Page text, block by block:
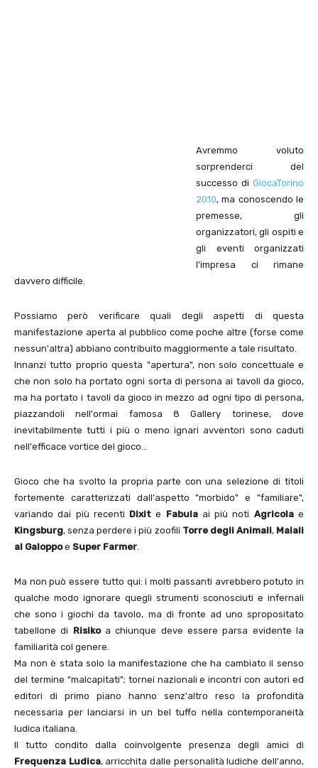
Avremmo voluto
sorprenderci del
successo di GiocaTorino
2010, ma conoscendo le
premesse, gli
organizzatori, gli ospiti e
gli eventi organizzati
l'impresa ci rimane
davvero difficile.
Possiamo però verificare quali degli aspetti di questa
manifestazione aperta al pubblico come poche altre (forse come
nessun'altra) abbiano contribuito maggiormente a tale risultato.
Innanzi tutto proprio questa "apertura", non solo concettuale e
che non solo ha portato ogni sorta di persona ai tavoli da gioco,
ma ha portato i tavoli da gioco in mezzo ad ogni tipo di persona,
piazzandoli nell'ormai famosa 8 Gallery torinese, dove
inevitabilmente tutti i più o meno ignari avventori sono caduti
nell'efficace vortice del gioco…
Gioco che ha svolto la propria parte con una selezione di titoli
fortemente caratterizzati dall'aspetto "morbido" e "familiare",
variando dai più recenti Dixite Fabula ai più noti Agricolae
Kingsburg, senza perdere i più zoofili Torre degli Animali, Maiali
al Galoppoe Super Farmer.
Ma non può essere tutto qui: i molti passanti avrebbero potuto in
qualche modo ignorare quegli strumenti sconosciuti e infernali
che sono i giochi da tavolo, ma di fronte ad uno spropositato
tabellone di Risikoa chiunque deve essere parsa evidente la
familiarità col genere.
Ma non è stata solo la manifestazione che ha cambiato il senso
del termine "malcapitati"; tornei nazionali e incontri con autori ed
editori di primo piano hanno senz'altro reso la profondità
necessaria per lanciarsi in un bel tuffo nella contemporaneità
ludica italiana.
Il tutto condito dalla coinvolgente presenza degli amici di
Frequenza Ludica, arricchita dalle personalità ludiche dell'anno,